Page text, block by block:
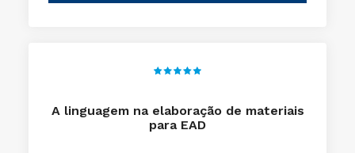
A linguagem na elaboração de materiais
para EAD